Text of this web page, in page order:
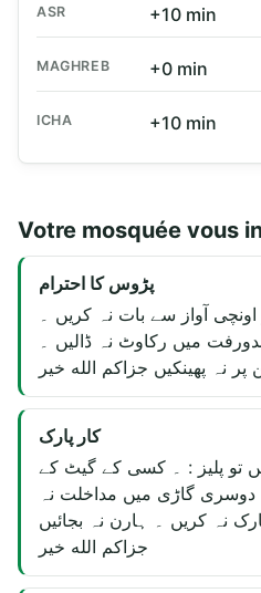
ASR +10 min
MAGHREB +0 min
ICHA +10 min
Votre mosquée vous
پڑوس کا احترام
آواز سے بات نہ کریں ۔
میں رکاوٹ نہ ڈالیں ۔
پر نہ پھینکیں جزاكم الله خير
کار پارک
تو پلیز : ۔ کسی کے گیٹ کے
دوسری گاڑی میں مداخلت نہ
نہ کریں ۔ ہارن نہ بجائیں
جزاكم الله خير